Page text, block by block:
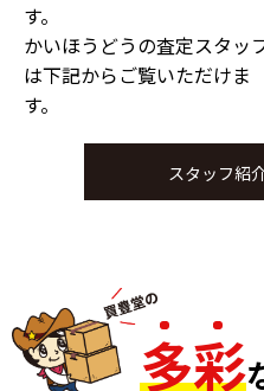
スタッフ紹介
お客様の大切なお品物を査定
のプロである
かいほうどうの査定スタッフ